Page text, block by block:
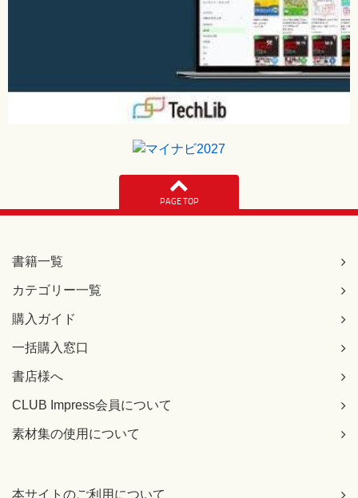
PAGE TOP
書籍一覧
カテゴリー一覧
購入ガイド
一括購入窓口
書店様へ
CLUB Impress会員について
素材集の使用について
本サイトのご利用について